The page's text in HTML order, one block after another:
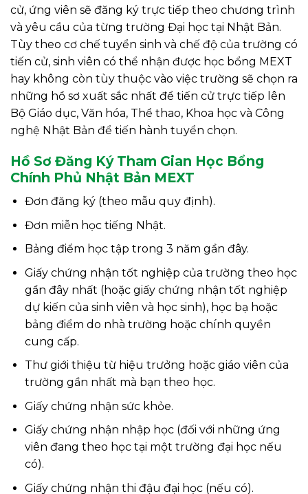
cử, ứng viên sẽ đăng ký trực tiếp theo chương trình
và yêu cầu của từng trường Đại học tại Nhật Bản.
Tùy theo cơ chế tuyển sinh và chế độ của trường có
tiến cử, sinh viên có thể nhận được học bổng MEXT
hay không còn tùy thuộc vào việc trường sẽ chọn ra
những hồ sơ xuất sắc nhất để tiến cử trực tiếp lên
Bộ Giáo dục, Văn hóa, Thể thao, Khoa học và Công
nghệ Nhật Bản để tiến hành tuyển chọn.
Hồ Sơ Đăng Ký Tham Gian Học Bổng
Chính Phủ Nhật Bản MEXT
Đơn đăng ký (theo mẫu quy định).
Đơn miễn học tiếng Nhật.
Bảng điểm học tập trong 3 năm gần đây.
Giấy chứng nhận tốt nghiệp của trường theo học
gần đây nhất (hoặc giấy chứng nhận tốt nghiệp
dự kiến của sinh viên và học sinh), học bạ hoặc
bảng điểm do nhà trường hoặc chính quyền
cung cấp.
Thư giới thiệu từ hiệu trưởng hoặc giáo viên của
trường gần nhất mà bạn theo học.
Giấy chứng nhận sức khỏe.
Giấy chứng nhận nhập học (đối với những ứng
viên đang theo học tại một trường đại học nếu
có).
Giấy chứng nhận thi đậu đại học (nếu có).